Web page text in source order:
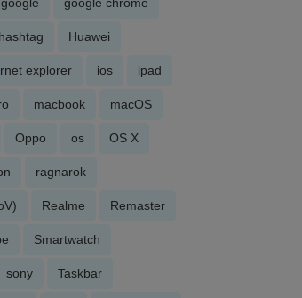
hashtag Huawei
explorer ios ipad
macbook macOS
Oppo os OS X
ragnarok
Realme Remaster
Smartwatch
sony Taskbar